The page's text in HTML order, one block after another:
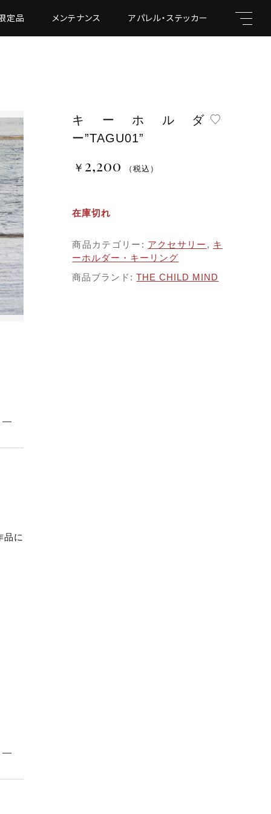
定品 メンテナンス アパレル・ステッカー
品に
キーホルダ
ー”TAGU01”
￥ 2,200 （税込）
在庫切れ
商品カテゴリー: アクセサリー , キ
ーホルダー・キーリング
商品ブランド:THE CHILD MIND
る
キーワード
親カテゴリ
子カテゴリ